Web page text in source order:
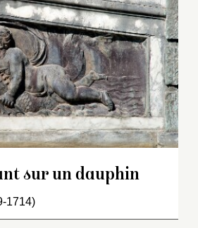
sur un dauphin
1714)